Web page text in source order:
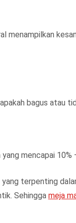
menampilkan
bagus atau
mencapai
terpenting
Sehingga meja